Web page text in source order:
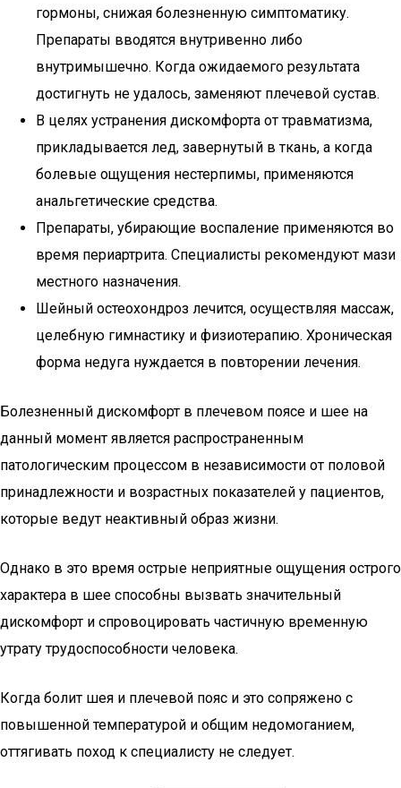
гормоны, снижая болезненную симптоматику.
Препараты вводятся внутривенно либо
внутримышечно. Когда ожидаемого результата
достигнуть не удалось, заменяют плечевой сустав.
В целях устранения дискомфорта от травматизма,
прикладывается лед, завернутый в ткань, а когда
болевые ощущения нестерпимы, применяются
анальгетические средства.
Препараты, убирающие воспаление применяются во
время периартрита. Специалисты рекомендуют мази
местного назначения.
Шейный остеохондроз лечится, осуществляя массаж,
целебную гимнастику и физиотерапию. Хроническая
форма недуга нуждается в повторении лечения.
Болезненный дискомфорт в плечевом поясе и шее на
данный момент является распространенным
патологическим процессом в независимости от половой
принадлежности и возрастных показателей у пациентов,
которые ведут неактивный образ жизни.
Однако в это время острые неприятные ощущения острого
характера в шее способны вызвать значительный
дискомфорт и спровоцировать частичную временную
утрату трудоспособности человека.
Когда болит шея и плечевой пояс и это сопряжено с
повышенной температурой и общим недомоганием,
оттягивать поход к специалисту не следует.